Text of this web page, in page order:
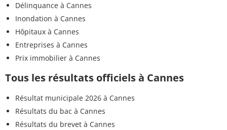
Délinquance à Cannes
Inondation à Cannes
Hôpitaux à Cannes
Entreprises à Cannes
Prix immobilier à Cannes
Tous les résultats officiels à Cannes
Résultat municipale 2026 à Cannes
Résultats du bac à Cannes
Résultats du brevet à Cannes